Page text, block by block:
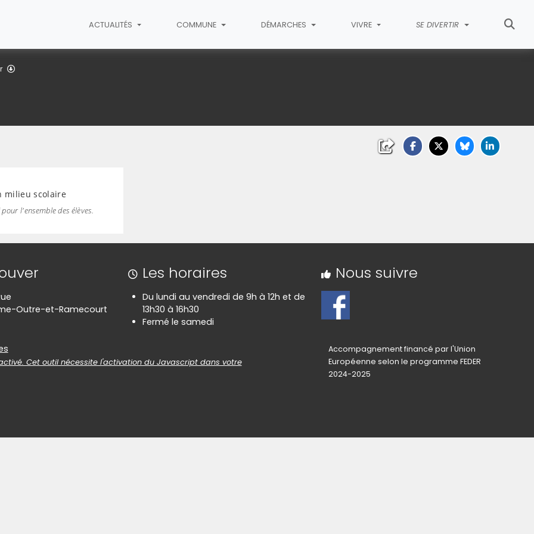
ACTUALITÉS COMMUNE DÉMARCHES VIVRE SE DIVERTIR
milieu scolaire
l'ensemble des élèves.
Outre-et-Ramecourt
Les horaires
Du lundi au vendredi de 9h à 12h et de
13h30 à 16h30
Fermé le samedi
Nous suivre
Cet outil nécessite l'activation du Javascript dans votre
Accompagnement financé par l'Union
Européenne selon le programme FEDER
2024-2025